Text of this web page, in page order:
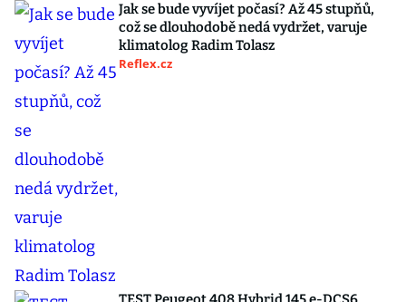
Jak se bude vyvíjet počasí? Až 45 stupňů,
což se dlouhodobě nedá vydržet, varuje
klimatolog Radim Tolasz
Reflex.cz